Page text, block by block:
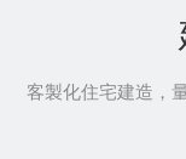
客製化住宅建造，